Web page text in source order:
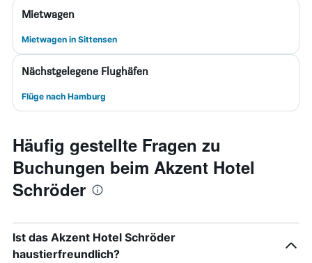
Mietwagen
Mietwagen in Sittensen
Nächstgelegene Flughäfen
Flüge nach Hamburg
Häufig gestellte Fragen zu
Buchungen beim Akzent Hotel
Schröder
Ist das Akzent Hotel Schröder
haustierfreundlich?